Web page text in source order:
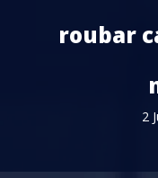
roubar
2